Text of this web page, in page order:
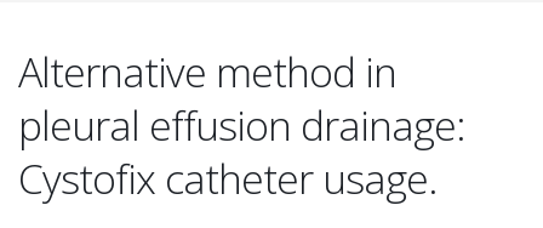
Alternative method in
pleural effusion drainage:
Cystofix catheter usage.